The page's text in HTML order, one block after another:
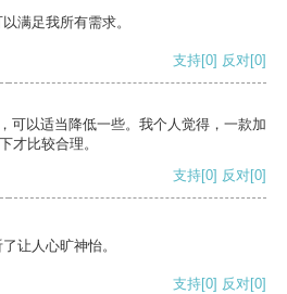
满足我所有需求。
支持[0] 反对[0]
可以适当降低一些。我个人觉得，一款加
才比较合理。
支持[0] 反对[0]
让人心旷神怡。
支持[0] 反对[0]